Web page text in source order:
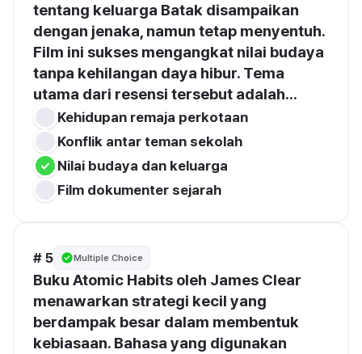
tentang keluarga Batak disampaikan
dengan jenaka, namun tetap menyentuh.
Film ini sukses mengangkat nilai budaya
tanpa kehilangan daya hibur. Tema
utama dari resensi tersebut adalah...
Kehidupan remaja perkotaan
Konflik antar teman sekolah
Nilai budaya dan keluarga
Film dokumenter sejarah
# 5 Multiple Choice
Buku Atomic Habits oleh James Clear
menawarkan strategi kecil yang
berdampak besar dalam membentuk
kebiasaan. Bahasa yang digunakan